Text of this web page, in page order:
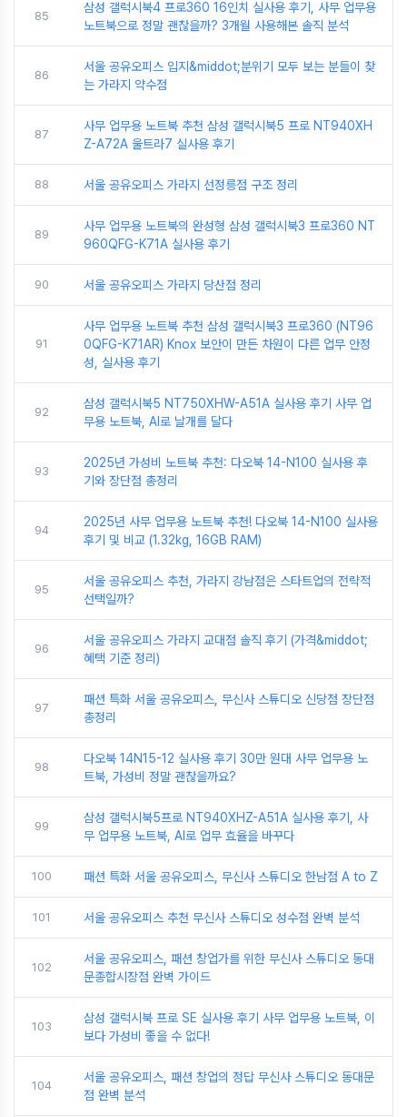
85
삼성 갤럭시북4 프로360 16인치 실사용 후기, 사무 업무용
노트북으로 정말 괜찮을까? 3개월 사용해본 솔직 분석
86
서울 공유오피스 입지&middot;분위기 모두 보는 분들이 찾
는 가라지 약수점
87
사무 업무용 노트북 추천 삼성 갤럭시북5 프로 NT940XH
Z-A72A 울트라7 실사용 후기
88 서울 공유오피스 가라지 선정릉점 구조 정리
89
사무 업무용 노트북의 완성형 삼성 갤럭시북3 프로360 NT
960QFG-K71A 실사용 후기
90 서울 공유오피스 가라지 당산점 정리
91
사무 업무용 노트북 추천 삼성 갤럭시북3 프로360 (NT96
0QFG-K71AR) Knox 보안이 만든 차원이 다른 업무 안정
성, 실사용 후기
92
삼성 갤럭시북5 NT750XHW-A51A 실사용 후기 사무 업
무용 노트북, AI로 날개를 달다
93
2025년 가성비 노트북 추천: 다오북 14-N100 실사용 후
기와 장단점 총정리
94
2025년 사무 업무용 노트북 추천! 다오북 14-N100 실사용
후기 및 비교 (1.32kg, 16GB RAM)
95
서울 공유오피스 추천, 가라지 강남점은 스타트업의 전략적
선택일까?
96
서울 공유오피스 가라지 교대점 솔직 후기 (가격&middot;
혜택 기준 정리)
97
패션 특화 서울 공유오피스, 무신사 스튜디오 신당점 장단점
총정리
98
다오북 14N15-12 실사용 후기 30만 원대 사무 업무용 노
트북, 가성비 정말 괜찮을까요?
99
삼성 갤럭시북5프로 NT940XHZ-A51A 실사용 후기, 사
무 업무용 노트북, AI로 업무 효율을 바꾸다
100 패션 특화 서울 공유오피스, 무신사 스튜디오 한남점 A to Z
101 서울 공유오피스 추천 무신사 스튜디오 성수점 완벽 분석
102
서울 공유오피스, 패션 창업가를 위한 무신사 스튜디오 동대
문종합시장점 완벽 가이드
103
삼성 갤럭시북 프로 SE 실사용 후기 사무 업무용 노트북, 이
보다 가성비 좋을 수 없다!
104
서울 공유오피스, 패션 창업의 정답 무신사 스튜디오 동대문
점 완벽 분석